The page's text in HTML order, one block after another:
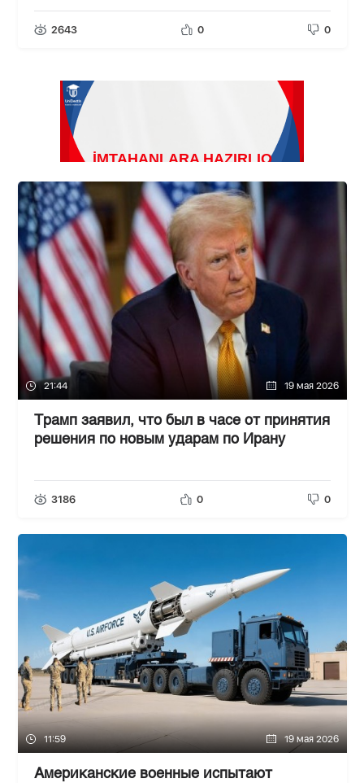
2643 0 0
21:44 19 мая 2026
Трамп заявил, что был в часе от принятия
решения по новым ударам по Ирану
3186 0 0
11:59 19 мая 2026
Американские военные испытают